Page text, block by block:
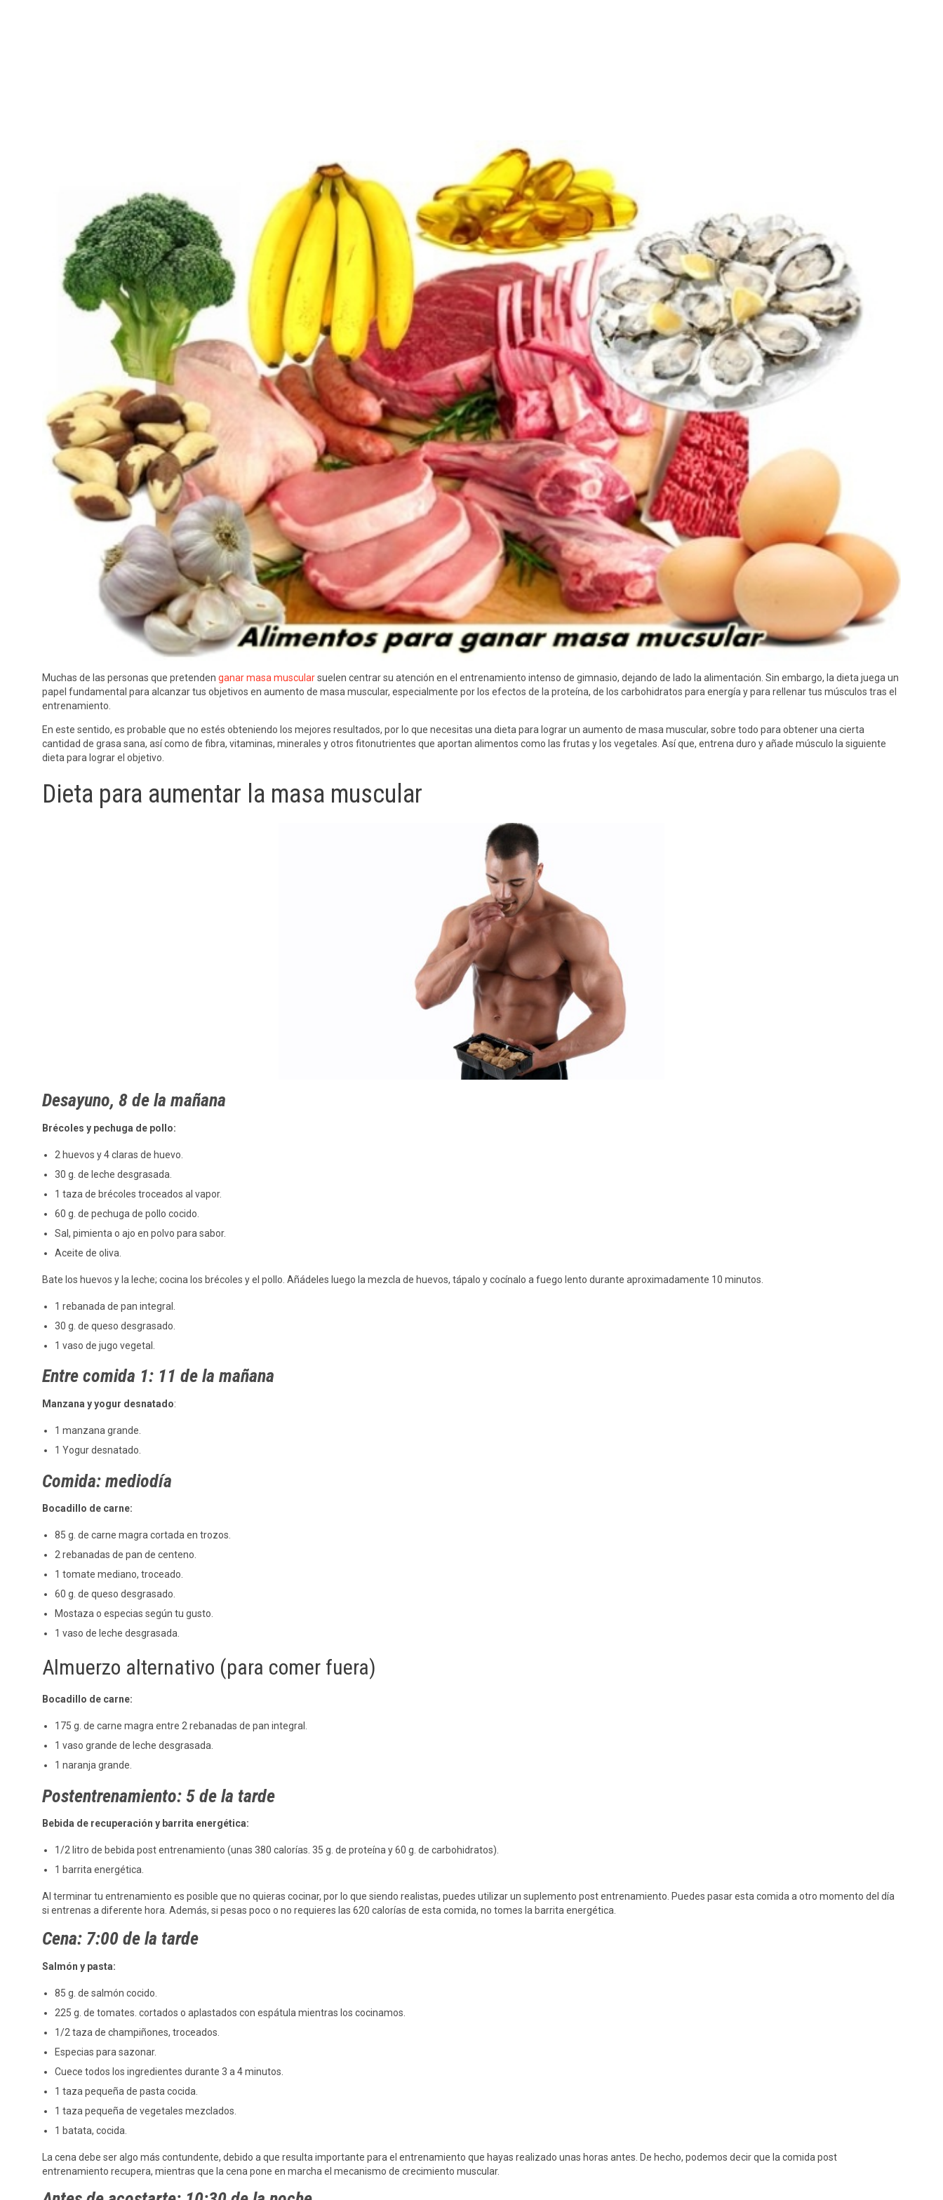
Muchas de las personas que pretenden ganar masa muscularsuelen centrar su atención en el entrenamiento intenso de gimnasio, dejando de lado la alimentación. Sin embargo, la dieta juega un
papel fundamental para alcanzar tus objetivos en aumento de masa muscular, especialmente por los efectos de la proteína, de los carbohidratos para energía y para rellenar tus músculos tras el
entrenamiento.
En este sentido, es probable que no estés obteniendo los mejores resultados, por lo que necesitas una dieta para lograr un aumento de masa muscular, sobre todo para obtener una cierta
cantidad de grasa sana, así como de fibra, vitaminas, minerales y otros fitonutrientes que aportan alimentos como las frutas y los vegetales. Así que, entrena duro y añade músculo la siguiente
dieta para lograr el objetivo.
Dieta para aumentar la masa muscular
Desayuno, 8 de la mañana
Brécoles y pechuga de pollo:
2 huevos y 4 claras de huevo.
30 g. de leche desgrasada.
1 taza de brécoles troceados al vapor.
60 g. de pechuga de pollo cocido.
Sal, pimienta o ajo en polvo para sabor.
Aceite de oliva.
Bate los huevos y la leche; cocina los brécoles y el pollo. Añádeles luego la mezcla de huevos, tápalo y cocínalo a fuego lento durante aproximadamente 10 minutos.
1 rebanada de pan integral.
30 g. de queso desgrasado.
1 vaso de jugo vegetal.
Entre comida 1: 11 de la mañana
Manzana y yogur desnatado:
1 manzana grande.
1 Yogur desnatado.
Comida: mediodía
Bocadillo de carne:
85 g. de carne magra cortada en trozos.
2 rebanadas de pan de centeno.
1 tomate mediano, troceado.
60 g. de queso desgrasado.
Mostaza o especias según tu gusto.
1 vaso de leche desgrasada.
Almuerzo alternativo (para comer fuera)
Bocadillo de carne:
175 g. de carne magra entre 2 rebanadas de pan integral.
1 vaso grande de leche desgrasada.
1 naranja grande.
Postentrenamiento: 5 de la tarde
Bebida de recuperación y barrita energética:
1/2 litro de bebida post entrenamiento (unas 380 calorías. 35 g. de proteína y 60 g. de carbohidratos).
1 barrita energética.
Al terminar tu entrenamiento es posible que no quieras cocinar, por lo que siendo realistas, puedes utilizar un suplemento post entrenamiento. Puedes pasar esta comida a otro momento del día
si entrenas a diferente hora. Además, si pesas poco o no requieres las 620 calorías de esta comida, no tomes la barrita energética.
Cena: 7:00 de la tarde
Salmón y pasta:
85 g. de salmón cocido.
225 g. de tomates. cortados o aplastados con espátula mientras los cocinamos.
1/2 taza de champiñones, troceados.
Especias para sazonar.
Cuece todos los ingredientes durante 3 a 4 minutos.
1 taza pequeña de pasta cocida.
1 taza pequeña de vegetales mezclados.
1 batata, cocida.
La cena debe ser algo más contundente, debido a que resulta importante para el entrenamiento que hayas realizado unas horas antes. De hecho, podemos decir que la comida post
entrenamiento recupera, mientras que la cena pone en marcha el mecanismo de crecimiento muscular.